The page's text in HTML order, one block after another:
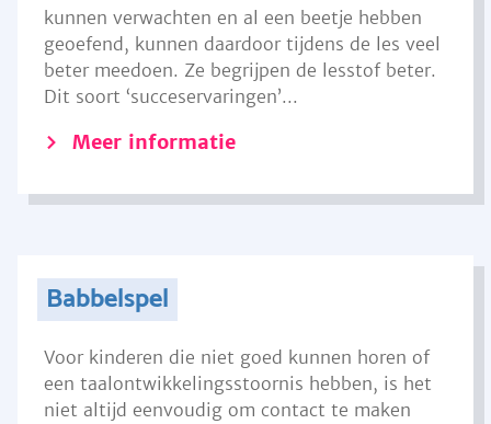
kunnen verwachten en al een beetje hebben
geoefend, kunnen daardoor tijdens de les veel
beter meedoen. Ze begrijpen de lesstof beter.
Dit soort ‘succeservaringen’...
Meer informatie
Babbelspel
Voor kinderen die niet goed kunnen horen of
een taalontwikkelingsstoornis hebben, is het
niet altijd eenvoudig om contact te maken